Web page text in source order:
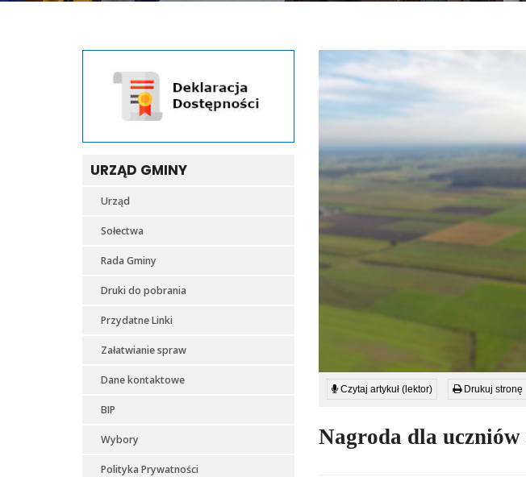
URZĄD GMINY
Urząd
Sołectwa
Rada Gminy
Druki do pobrania
Przydatne Linki
Załatwianie spraw
Dane kontaktowe
BIP
Wybory
Polityka Prywatności
Czytaj artykuł (lektor) Drukuj stronę
Nagroda dla uczniów